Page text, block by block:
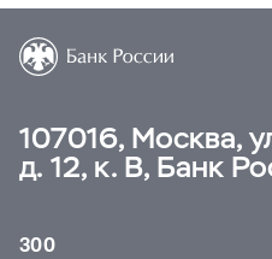
107016, Москва,
д. 12, к. В, Банк
300